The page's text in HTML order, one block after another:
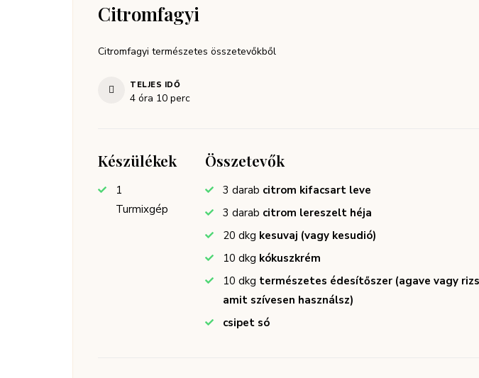
Citromfagyi
Citromfagyi természetes összetevőkből
TELJES IDŐ
4 óra 10 perc
Készülékek
1
Turmixgép
Összetevők
3 darab citrom kifacsart leve
3 darab citrom lereszelt héja
20 dkg kesuvaj (vagy kesudió)
10 dkg kókuszkrém
10 dkg természetes édesítőszer (agave vagy
amit szívesen használsz)
csipet só